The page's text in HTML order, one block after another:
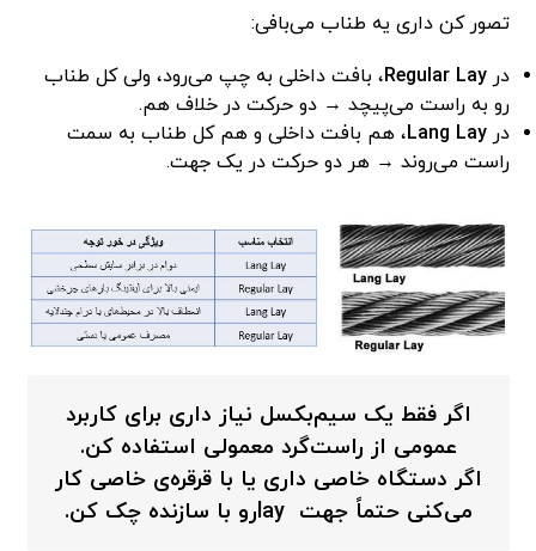
تصور کن داری یه طناب می‌بافی:
درRegular Lay، بافت داخلی به چپ می‌رود، ولی کل طناب
رو به راست می‌پیچد → دو حرکت در خلاف هم.
درLang Lay، هم بافت داخلی و هم کل طناب به سمت
راست می‌روند → هر دو حرکت در یک جهت.
اگر فقط یک سیم‌بکسل نیاز داری برای کاربرد
عمومی از راست‌گرد معمولی استفاده کن.
اگر دستگاه خاصی داری یا با قرقره‌ی خاصی کار
می‌کنی حتماً جهت layرو با سازنده چک کن.